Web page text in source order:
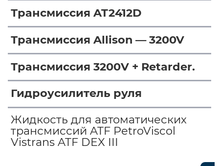
Трансмиссия AT2412D
Трансмиссия Allison — 3200V
Трансмиссия 3200V + Retarder.
Гидроусилитель руля
Жидкость для автоматических
трансмиссий ATF PetroViscol
Vistrans ATF DEX III